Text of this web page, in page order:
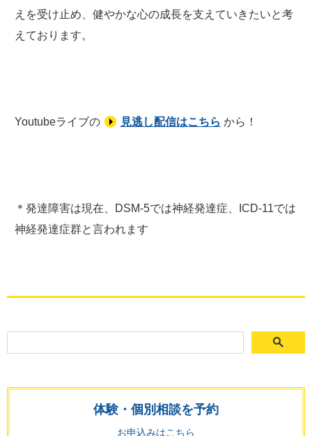
えを受け止め、健やかな心の成長を支えていきたいと考
えております。
Youtubeライブの 見逃し配信はこちら から！
＊発達障害は現在、DSM-5では神経発達症、ICD-11では
神経発達症群と言われます
体験・個別相談を予約
お申込みはこちら